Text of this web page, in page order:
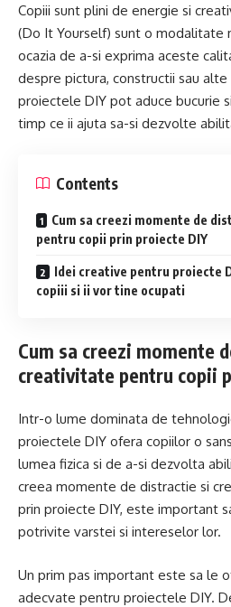
Copiii sunt plini de energie si
(Do It Yourself) sunt o modalitate
ocazia de a-si exprima aceste
despre pictura, constructii sau
proiectele DIY pot aduce bucurie
timp ce ii ajuta sa-si dezvolte
Contents
Cum sa creezi momente de
pentru copii prin proiecte DIY
Idei creative pentru proiecte
copiii si ii vor tine ocupati
Cum sa creezi momente
creativitate pentru copii
Intr-o lume dominata de
proiectele DIY ofera copiilor o
lumea fizica si de a-si dezvolta
creea momente de distractie si
prin proiecte DIY, este important
potrivite varstei si intereselor lor.
Un prim pas important este sa le
adecvate pentru proiectele DIY.